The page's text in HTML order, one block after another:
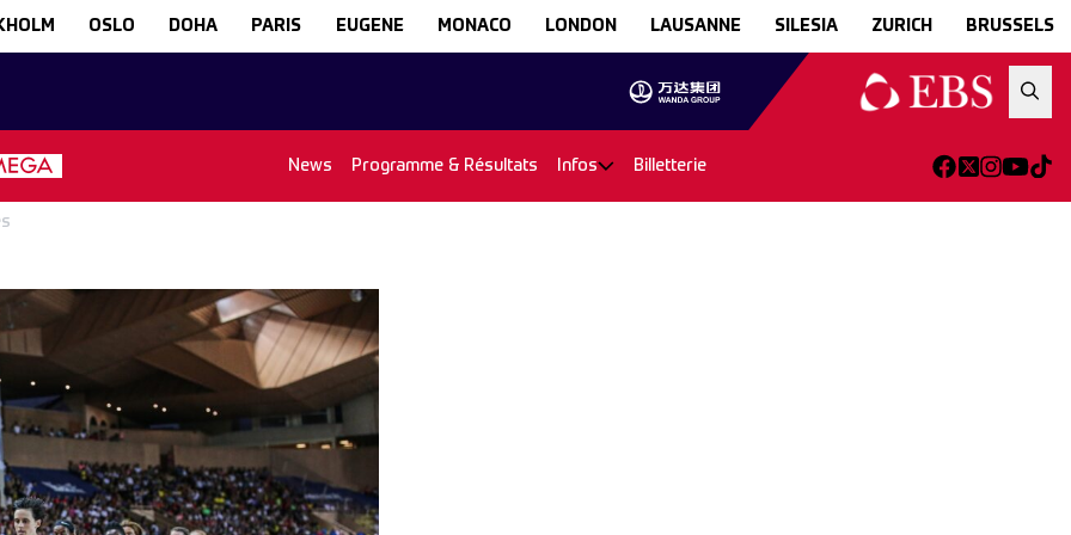
OSLO DOHA PARIS EUGENE MONACO LONDON LAUSANNE SILESIA ZURICH BRUSSELS
News Programme & Résultats Infos Billetterie